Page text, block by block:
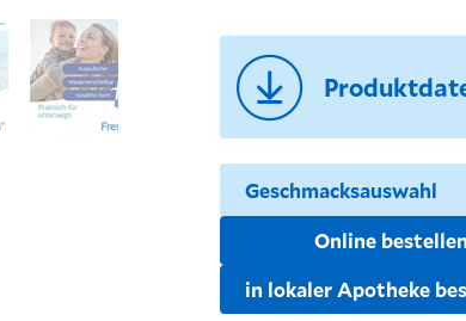
Online bestellen
in lokaler Apotheke